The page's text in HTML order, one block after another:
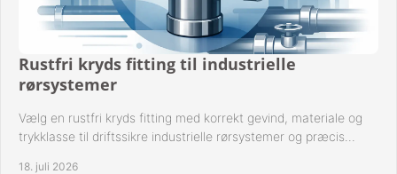
Rustfri kryds fitting til industrielle
rørsystemer
Vælg en rustfri kryds fitting med korrekt gevind, materiale og
trykklasse til driftssikre industrielle rørsystemer og præcis
18. juli 2026